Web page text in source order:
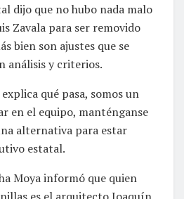
dijo que no hubo nada malo
Zavala para ser removido
bien son ajustes que se
análisis y criterios.
qué pasa, somos un
en el equipo, manténganse
alternativa para estar
estatal.
Moya informó que quien